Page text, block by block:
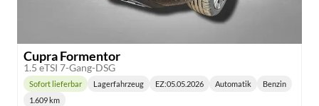
Cupra Formentor
1.5 eTSI 7-Gang-DSG
Lieferzeit:
Sofort lieferbar Lagerfahrzeug EZ:05.05.2026 Automatik Benzin
1.609 km